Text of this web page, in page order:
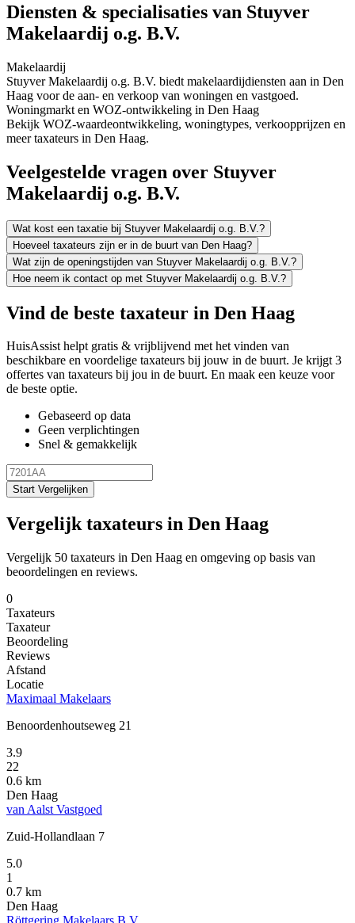
Diensten & specialisaties van Stuyver
Makelaardij o.g. B.V.
Makelaardij
Stuyver Makelaardij o.g. B.V. biedt makelaardijdiensten aan in Den
Haag voor de aan- en verkoop van woningen en vastgoed.
Woningmarkt en WOZ-ontwikkeling in Den Haag
Bekijk WOZ-waardeontwikkeling, woningtypes, verkoopprijzen en
meer taxateurs in Den Haag.
Veelgestelde vragen over Stuyver
Makelaardij o.g. B.V.
Wat kost een taxatie bij Stuyver Makelaardij o.g. B.V.?
Hoeveel taxateurs zijn er in de buurt van Den Haag?
Wat zijn de openingstijden van Stuyver Makelaardij o.g. B.V.?
Hoe neem ik contact op met Stuyver Makelaardij o.g. B.V.?
Vind de beste taxateur in Den Haag
HuisAssist helpt gratis & vrijblijvend met het vinden van
beschikbare en voordelige taxateurs bij jouw in de buurt. Je krijgt 3
offertes van taxateurs bij jou in de buurt. En maak een keuze voor
de beste optie.
Gebaseerd op data
Geen verplichtingen
Snel & gemakkelijk
Start Vergelijken
Vergelijk taxateurs in Den Haag
Vergelijk 50 taxateurs in Den Haag en omgeving op basis van
beoordelingen en reviews.
0
Taxateurs
Taxateur
Beoordeling
Reviews
Afstand
Locatie
Maximaal Makelaars
Benoordenhoutseweg 21
3.9
22
0.6 km
Den Haag
van Aalst Vastgoed
Zuid-Hollandlaan 7
5.0
1
0.7 km
Den Haag